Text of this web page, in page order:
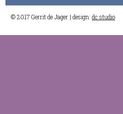
© 2017 Gerrit de Jager | design: dc studio